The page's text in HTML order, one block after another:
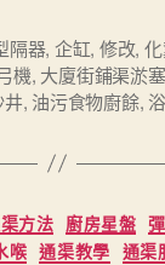
隔器, 企缸, 修改,
機, 大廈街鋪渠淤塞
井, 油污食物廚餘,
Categories
方法 廚房星盤
喉 通渠教學 通渠